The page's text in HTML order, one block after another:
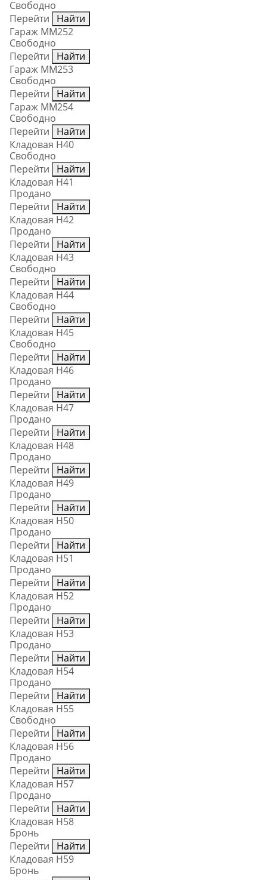
Свободно
Перейти
Найти
Гараж ММ252
Свободно
Перейти
Найти
Гараж ММ253
Свободно
Перейти
Найти
Гараж ММ254
Свободно
Перейти
Найти
Кладовая Н40
Свободно
Перейти
Найти
Кладовая Н41
Продано
Перейти
Найти
Кладовая Н42
Продано
Перейти
Найти
Кладовая Н43
Свободно
Перейти
Найти
Кладовая Н44
Свободно
Перейти
Найти
Кладовая Н45
Свободно
Перейти
Найти
Кладовая Н46
Продано
Перейти
Найти
Кладовая Н47
Продано
Перейти
Найти
Кладовая Н48
Продано
Перейти
Найти
Кладовая Н49
Продано
Перейти
Найти
Кладовая Н50
Продано
Перейти
Найти
Кладовая Н51
Продано
Перейти
Найти
Кладовая Н52
Продано
Перейти
Найти
Кладовая Н53
Продано
Перейти
Найти
Кладовая Н54
Продано
Перейти
Найти
Кладовая Н55
Свободно
Перейти
Найти
Кладовая Н56
Продано
Перейти
Найти
Кладовая Н57
Продано
Перейти
Найти
Кладовая Н58
Бронь
Перейти
Найти
Кладовая Н59
Бронь